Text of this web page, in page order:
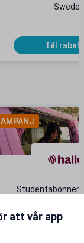
Sweden
Till
+ 20 GB
att vår app